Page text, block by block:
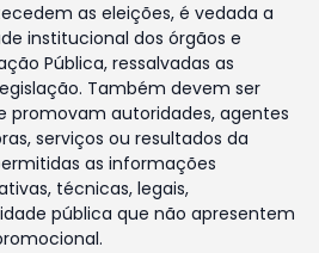
as eleições, é vedada a
institucional dos órgãos e
Pública, ressalvadas as
Também devem ser
promovam autoridades, agentes
serviços ou resultados da
as informações
técnicas, legais,
pública que não apresentem